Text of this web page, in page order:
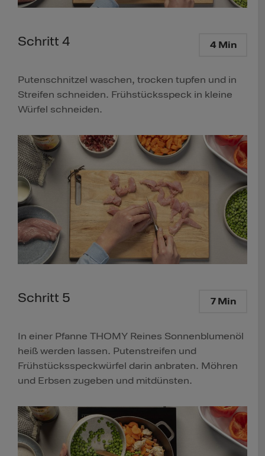
Schritt 4 4 Min
Putenschnitzel waschen, trocken tupfen und in
Streifen schneiden. Frühstücksspeck in kleine
Würfel schneiden.
Schritt 5 7 Min
In einer Pfanne THOMY Reines Sonnenblumenöl
heiß werden lassen. Putenstreifen und
Frühstücksspeckwürfel darin anbraten. Möhren
und Erbsen zugeben und mitdünsten.